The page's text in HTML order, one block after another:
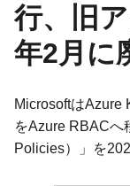
行、旧
年2月に
MicrosoftはAzure
をAzure RBACへ
Policies）」を